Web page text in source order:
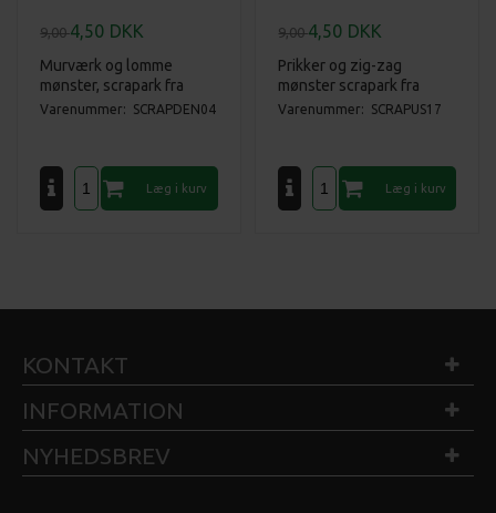
9,004,50 DKK
Murværk og lomme
mønster, scrapark fra
Studiolight.*
Varenummer: SCRAPDEN04
9,004,50 DKK
Prikker og zig-zag
mønster scrapark fra
Studio Ligth.*
Varenummer: SCRAPUS17
KONTAKT
INFORMATION
NYHEDSBREV